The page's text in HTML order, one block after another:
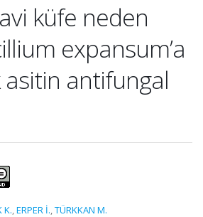
küfe neden
expansum’a
asitin antifungal
K.,ERPER İ.,TÜRKKAN M.